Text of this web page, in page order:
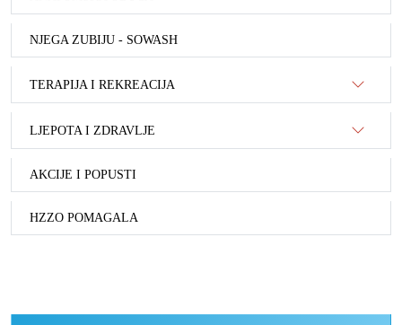
NJEGA ZUBIJU - SOWASH
TERAPIJA I REKREACIJA
LJEPOTA I ZDRAVLJE
AKCIJE I POPUSTI
HZZO POMAGALA